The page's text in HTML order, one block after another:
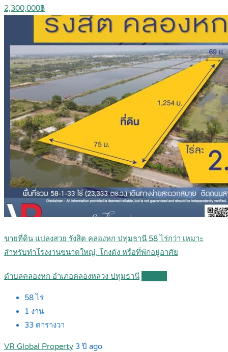
2,300,000฿
ขายที่ดิน แปลงสวย รังสิต คลองหก ปทุมธานี 58 ไร่กว่า เหมาะ
สำหรับทำโรงงานขนาดใหญ่, โกงดัง หรือที่พักอยู่อาศัย
ตำบลคลองหก อำเภอคลองหลวง ปทุมธานี
58 ไร่
1 งาน
33 ตารางวา
VR Global Property 3 ปี ago